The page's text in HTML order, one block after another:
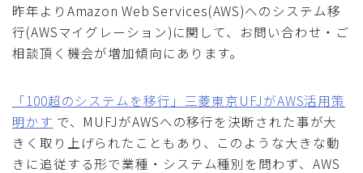
昨年よりAmazon Web Services(AWS)へのシステム移
行(AWSマイグレーション)に関して、お問い合わせ・ご
相談頂く機会が増加傾向にあります。
「100超のシステムを移行」三菱東京UFJがAWS活用策
明かす で、MUFJがAWSへの移行を決断された事が大
きく取り上げられたこともあり、このような大きな動
きに追従する形で業種・システム種別を問わず、AWS